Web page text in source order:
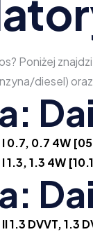
Poniżej
diesel)
0.7, 0.7 4W
1.3, 1.3 4W
1.3 DVVT, 1.3